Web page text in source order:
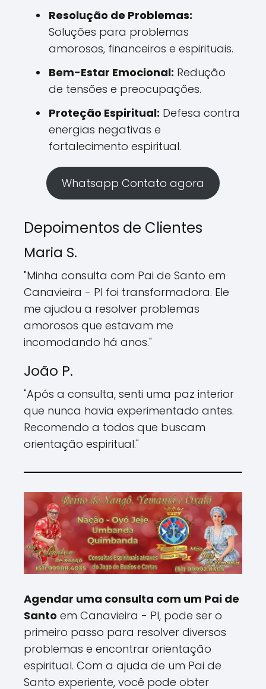
Resolução de Problemas:
Soluções para problemas
amorosos, financeiros e espirituais.
Bem-Estar Emocional: Redução
de tensões e preocupações.
Proteção Espiritual: Defesa contra
energias negativas e
fortalecimento espiritual.
Whatsapp Contato agora
Depoimentos de Clientes
Maria S.
"Minha consulta com Pai de Santo em
Canavieira - PI foi transformadora. Ele
me ajudou a resolver problemas
amorosos que estavam me
incomodando há anos."
João P.
"Após a consulta, senti uma paz interior
que nunca havia experimentado antes.
Recomendo a todos que buscam
orientação espiritual."
Agendar uma consulta com um Pai de
Santo em Canavieira - PI, pode ser o
primeiro passo para resolver diversos
problemas e encontrar orientação
espiritual. Com a ajuda de um Pai de
Santo experiente, você pode obter